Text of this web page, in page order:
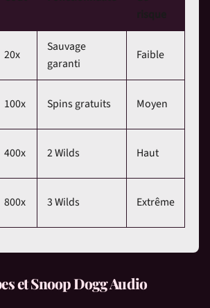
20x
Sauvage
garanti
Faible
100x Spins gratuits Moyen
400x 2 Wilds Haut
800x 3 Wilds Extrême
et Snoop Dogg Audio